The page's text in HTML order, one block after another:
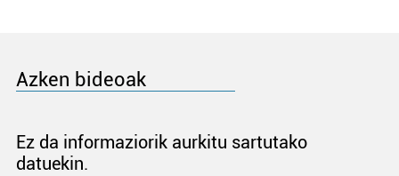
Azken bideoak
Ez da informaziorik aurkitu sartutako
datuekin.